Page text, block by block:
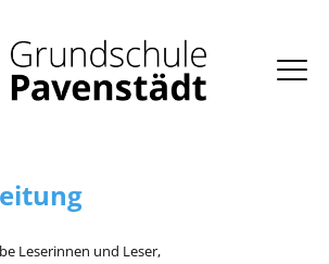
Leserinnen und Leser,